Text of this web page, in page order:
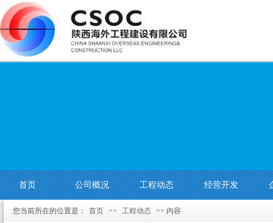
首页 公司概况 工程动态 经营开发
您当前所在的位置是： 首页 >> 工程动态 >> 内容